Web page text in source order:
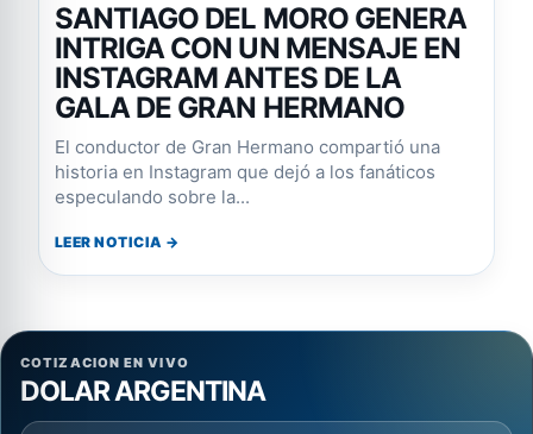
SANTIAGO DEL MORO GENERA
INTRIGA CON UN MENSAJE EN
INSTAGRAM ANTES DE LA
GALA DE GRAN HERMANO
El conductor de Gran Hermano compartió una
historia en Instagram que dejó a los fanáticos
especulando sobre la...
LEER NOTICIA →
COTIZACION EN VIVO
DOLAR ARGENTINA